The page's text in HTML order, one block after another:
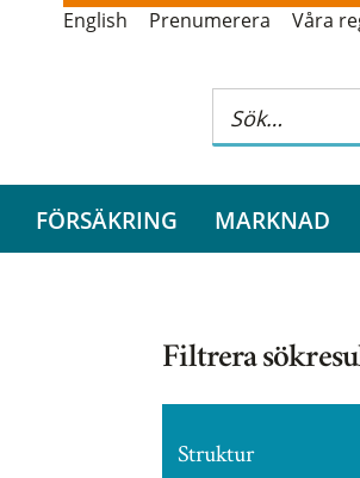
English Prenumerera Våra
FÖRSÄKRING MARKNAD
Filtrera
Struktur